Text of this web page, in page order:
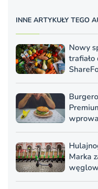
INNE ARTYKUŁY TEGO
Nowy
trafiało
Marka